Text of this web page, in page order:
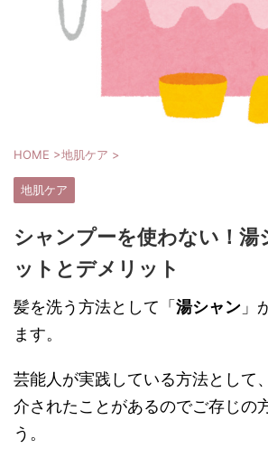
HOME >地肌ケア >
地肌ケア
シャンプーを使わない！湯
ットとデメリット
髪を洗う方法として「 湯シャン 」
ます。
芸能人が実践している方法として
介されたことがあるのでご存じの
う。